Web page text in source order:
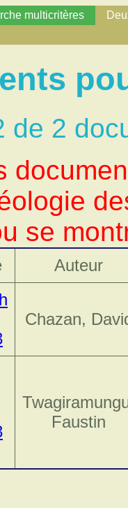
multicritères
de 2
se
Auteur
Chazan,
Faustin